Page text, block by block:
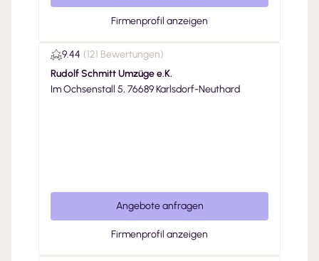
Firmenprofil anzeigen
9.44 (121 Bewertungen)
Rudolf Schmitt Umzüge e.K.
Im Ochsenstall 5, 76689 Karlsdorf-Neuthard
Angebote anfragen
Firmenprofil anzeigen